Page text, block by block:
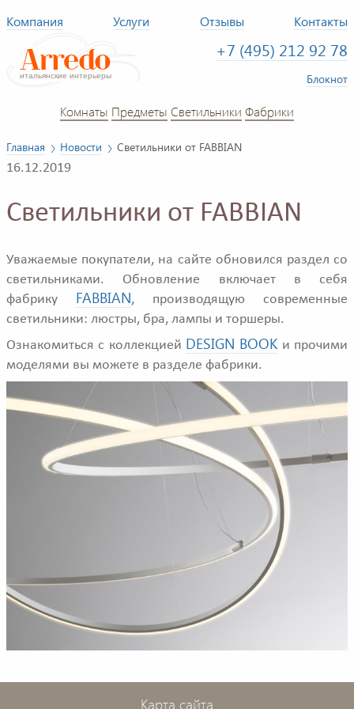
Компания Услуги Отзывы Контакты
+7 (495) 212 92 78
Блокнот
Комнаты Предметы Светильники Фабрики
Главная Новости
Светильники от FABBIAN
16.12.2019
Светильники от FABBIAN
Уважаемые покупатели, на сайте обновился раздел со
светильниками. Обновление включает в себя
фабрику FABBIAN, производящую современные
светильники: люстры, бра, лампы и торшеры.
Ознакомиться с коллекцией DESIGN BOOK и прочими
моделями вы можете в разделе фабрики.
Карта сайта